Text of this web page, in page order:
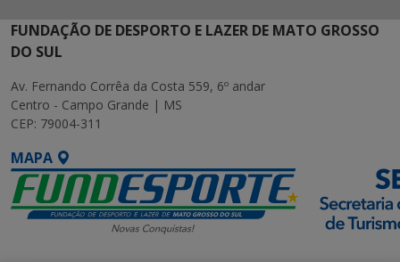
FUNDAÇÃO DE DESPORTO E LAZER DE MATO GROSSO
DO SUL
Av. Fernando Corrêa da Costa 559, 6º andar
Centro - Campo Grande | MS
CEP: 79004-311
MAPA